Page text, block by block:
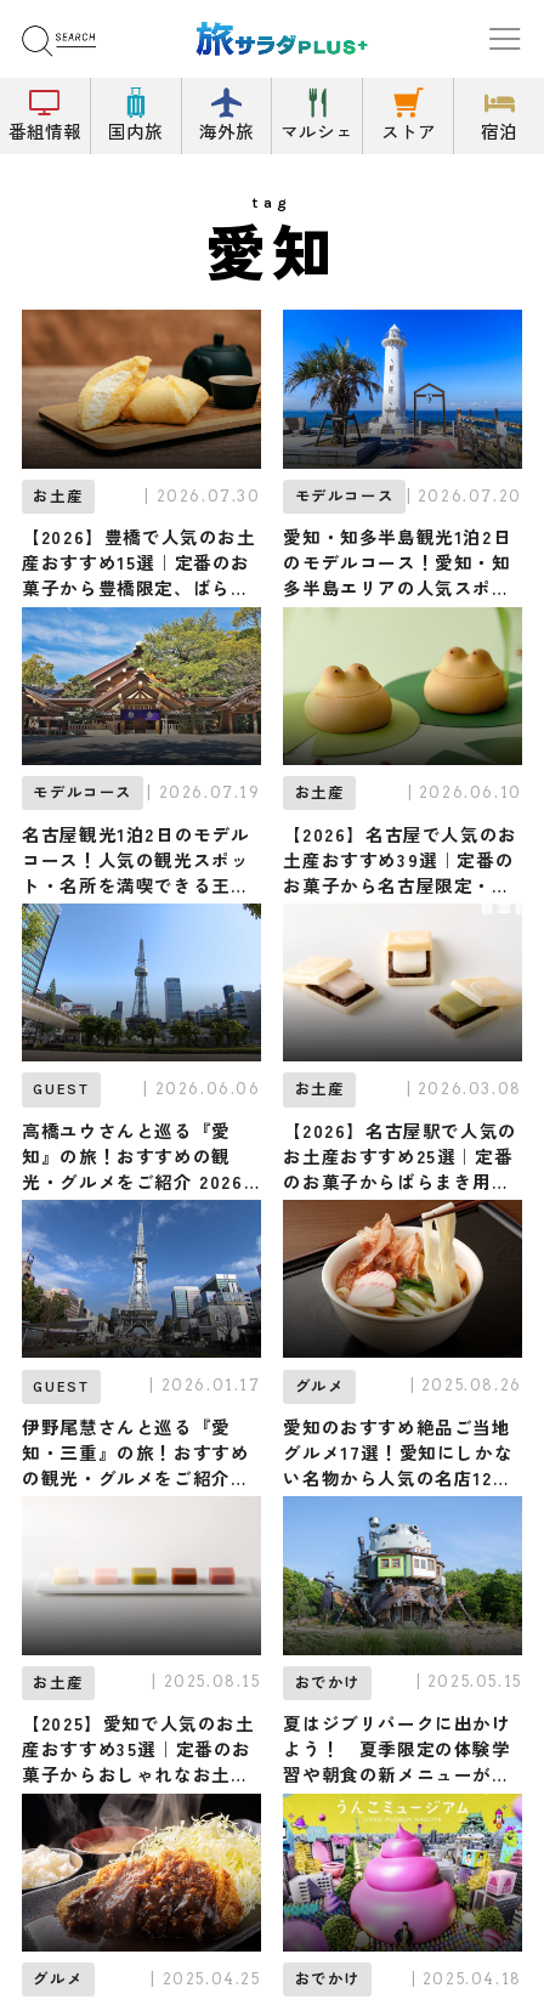
番組情報 国内旅 海外旅 マルシェ ストア 宿泊
tag
愛知
お土産 | 2026.07.30
【2026】豊橋で人気のお土
産おすすめ15選｜定番のお
菓子から豊橋限定、ばらま
き用まで幅広く紹介
モデルコース | 2026.07.20
愛知・知多半島観光1泊2日
のモデルコース！愛知・知
多半島エリアの人気スポッ
ト・名所を満喫できる王道
モデルコース | 2026.07.19
名古屋観光1泊2日のモデル
コース！人気の観光スポッ
ト・名所を満喫できる王道
の旅程を紹介
お土産 | 2026.06.10
【2026】名古屋で人気のお
土産おすすめ39選｜定番の
お菓子から名古屋限定・お
用まで幅広く紹介
GUEST | 2026.06.06
高橋ユウさんと巡る『愛
知』の旅！おすすめの観
光・グルメをご紹介 2026
年6月6日放送
お土産 | 2026.03.08
【2026】名古屋駅で人気の
お土産おすすめ25選｜定番
のお菓子からばらまき用・
雑貨まで幅広く紹介
GUEST | 2026.01.17
伊野尾慧さんと巡る『愛
知・三重』の旅！おすすめ
の観光・グルメをご紹介
2026年1月17日放送
グルメ | 2025.08.26
愛知のおすすめ絶品ご当地
グルメ17選！愛知にしかな
い名物から人気の名店12選
も紹介
お土産 | 2025.08.15
【2025】愛知で人気のお土
産おすすめ35選｜定番のお
菓子からおしゃれなお土
産・ばらまき用まで幅広く
紹介
おでかけ | 2025.05.15
夏はジブリパークに出かけ
よう！ 夏季限定の体験学
習や朝食の新メニューが登
場
グルメ | 2025.04.25 おでかけ | 2025.04.18